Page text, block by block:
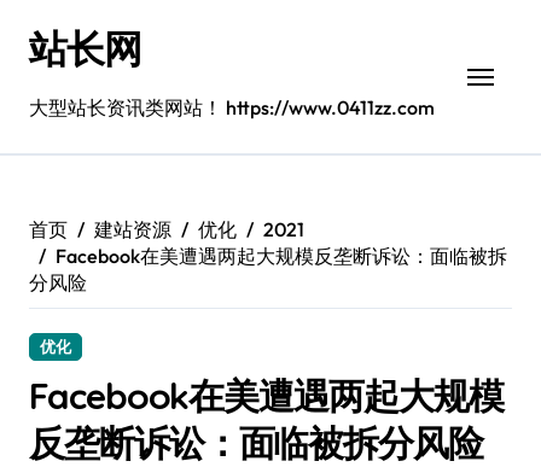
站长网
大型站长资讯类网站！ https://www.0411zz.com
首页 建站资源 优化
2021
Facebook在美遭遇两起大规模反垄断诉讼：面临被拆
分风险
优化
Facebook在美遭遇两起大规模
反垄断诉讼：面临被拆分风险